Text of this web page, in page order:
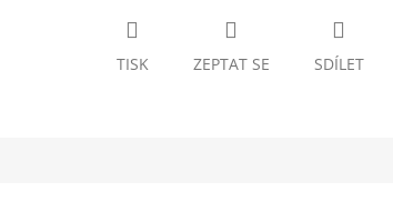
TISK ZEPTAT SE SDÍLET